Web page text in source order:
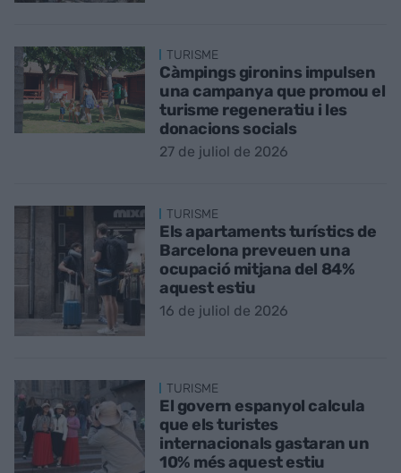
TURISME
Càmpings gironins impulsen
una campanya que promou el
turisme regeneratiu i les
donacions socials
27 de juliol de 2026
TURISME
Els apartaments turístics de
Barcelona preveuen una
ocupació mitjana del 84%
aquest estiu
16 de juliol de 2026
TURISME
El govern espanyol calcula
que els turistes
internacionals gastaran un
10% més aquest estiu